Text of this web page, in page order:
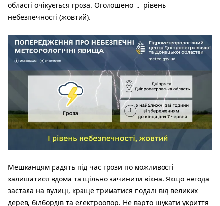
області очікується гроза. Оголошено I рівень
небезпечності (жовтий).
Мешканцям радять під час грози по можливості
залишатися вдома та щільно зачинити вікна. Якщо негода
застала на вулиці, краще триматися подалі від великих
дерев, білбордів та електроопор. Не варто шукати укриття